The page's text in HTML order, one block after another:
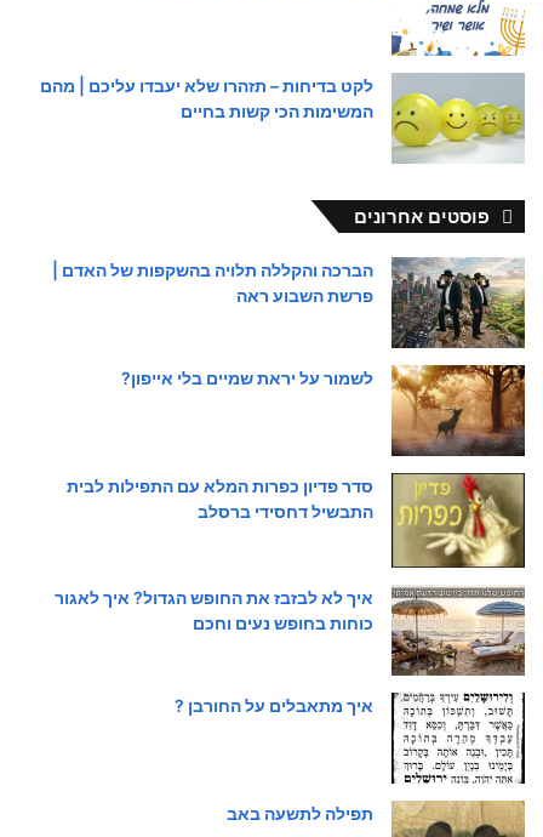
לקט בדיחות – תזהרו שלא יעבדו עליכם | מהם
המשימות הכי קשות בחיים
פוסטים אחרונים
הברכה והקללה תלויה בהשקפות של האדם |
פרשת השבוע ראה
לשמור על יראת שמיים בלי אייפון?
סדר פדיון כפרות המלא עם התפילות לבית
התבשיל דחסידי ברסלב
איך לא לבזבז את החופש הגדול? איך לאגור
כוחות בחופש נעים וחכם
איך מתאבלים על החורבן ?
תפילה לתשעה באב